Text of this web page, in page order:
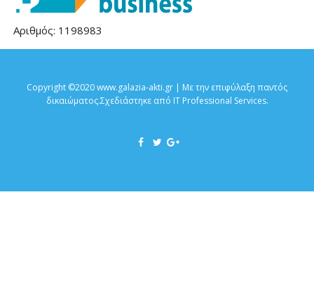
Αριθμός: 1198983
Copyright ©2020 www.galazia-akti.gr | Με την επιφύλαξη παντός
δικαιώματος.Σχεδιάστηκε από IT Professional Services.